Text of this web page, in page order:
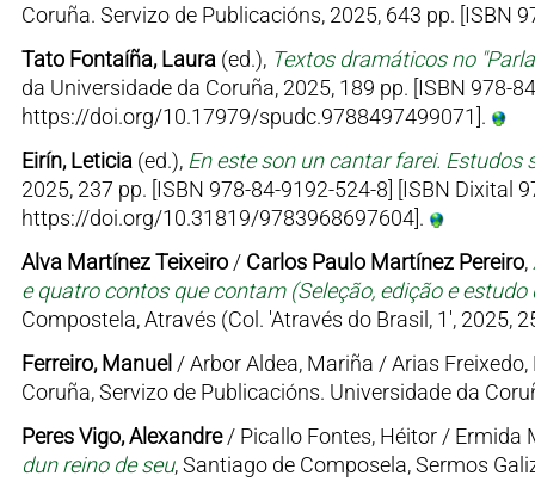
Coruña. Servizo de Publicacións, 2025, 643 pp.
Tato Fontaíña, Laura (ed.), Textos dramáticos no
da Universidade da Coruña, 2025, 189 pp. [ISBN 978-
https://doi.org/10.17979/spudc.9788497499071].
Eirín, Leticia (ed.), En este son un cantar farei.
2025, 237 pp. [ISBN 978-84-9192-524-8] [ISBN Dixital
https://doi.org/10.31819/9783968697604].
Alva Martínez Teixeiro/ Carlos Paulo Martínez Pereiro,
e quatro contos que contam (Seleção, edição e
Compostela, Através (Col. 'Através do Brasil, 1', 2025,
Ferreiro, Manuel / Arbor Aldea, Mariña / Arias
Coruña, Servizo de Publicacións. Universidade da
Peres Vigo, Alexandre/ Picallo Fontes, Héitor / Ermida
dun reino de seu, Santiago de Composela, Sermos